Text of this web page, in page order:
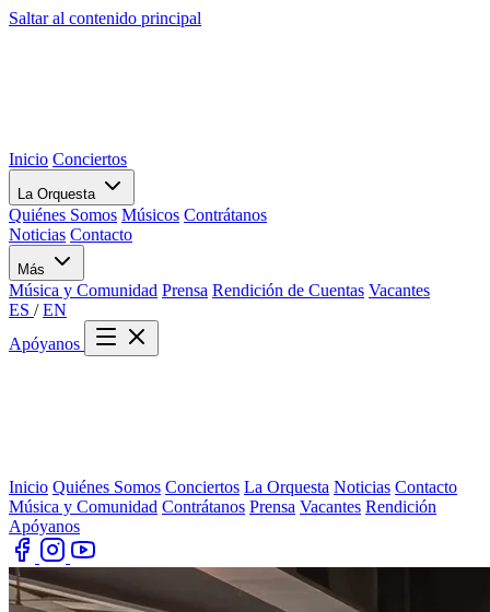
Saltar al contenido principal
Inicio Conciertos
La Orquesta
Quiénes Somos Músicos Contrátanos
Noticias Contacto
Más
Música y Comunidad Prensa Rendición de Cuentas Vacantes
ES / EN
Apóyanos
Inicio Quiénes Somos Conciertos La Orquesta Noticias Contacto
Música y Comunidad Contrátanos Prensa Vacantes Rendición
Apóyanos